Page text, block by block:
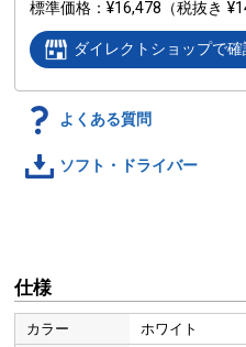
標準価格
¥16,478 （税抜き
ダイレクトショップで確
よくある質問
ソフト・ドライバー
仕様
カラー
ホワイト